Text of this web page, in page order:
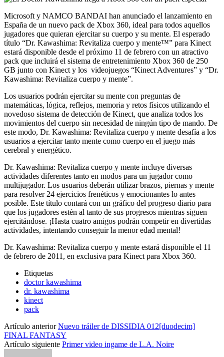
Microsoft y NAMCO BANDAI han anunciado el lanzamiento en
España de un nuevo pack de Xbox 360, ideal para todos aquellos
jugadores que quieran ejercitar su cuerpo y su mente. El esperado
título “Dr. Kawashima: Revitaliza cuerpo y mente™” para Kinect
estará disponible desde el próximo 11 de febrero con un atractivo
pack que incluirá el sistema de entretenimiento Xbox 360 de 250
GB junto con Kinect y los videojuegos “Kinect Adventures” y “Dr.
Kawashima: Revitaliza cuerpo y mente”.
Los usuarios podrán ejercitar su mente con preguntas de
matemáticas, lógica, reflejos, memoria y retos físicos utilizando el
novedoso sistema de detección de Kinect, que analiza todos los
movimientos del cuerpo sin necesidad de ningún tipo de mando. De
este modo, Dr. Kawashima: Revitaliza cuerpo y mente desafía a los
usuarios a ejercitar tanto mente como cuerpo en el juego más
cerebral y energético.
Dr. Kawashima: Revitaliza cuerpo y mente incluye diversas
actividades diferentes tanto en modos para un jugador como
multijugador. Los usuarios deberán utilizar brazos, piernas y mente
para resolver 24 ejercicios frenéticos y emocionantes lo antes
posible. Este título contará con un gráfico del progreso diario para
que los jugadores estén al tanto de sus progresos mientras siguen
ejercitándose. ¡Hasta cuatro amigos podrán competir en divertidas
actividades, intentando conseguir la menor edad mental!
Dr. Kawashima: Revitaliza cuerpo y mente estará disponible el 11
de febrero de 2011, en exclusiva para Kinect para Xbox 360.
Etiquetas
doctor kawashima
dr. kawashima
kinect
pack
Artículo anterior Nuevo tráiler de DISSIDIA 012[duodecim]
FINAL FANTASY
Artículo siguiente Primer video ingame de L.A. Noire